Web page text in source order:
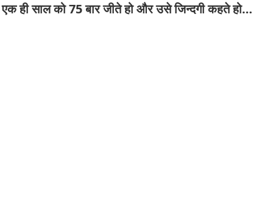
एक ही साल को 75 बार जीते हो और उसे जिन्दगी कहते हो…